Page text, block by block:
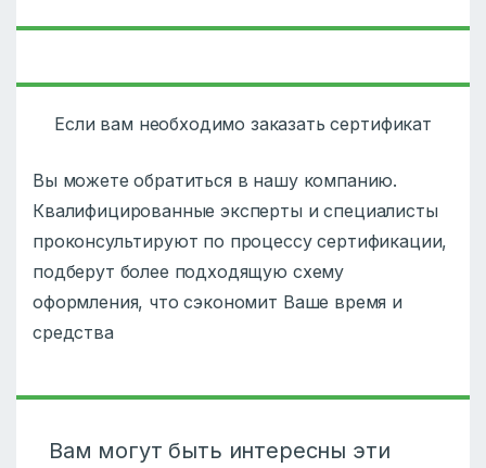
Если вам необходимо заказать сертификат
Вы можете обратиться в нашу компанию.
Квалифицированные эксперты и специалисты
проконсультируют по процессу сертификации,
подберут более подходящую схему
оформления, что сэкономит Ваше время и
средства
Вам могут быть интересны эти